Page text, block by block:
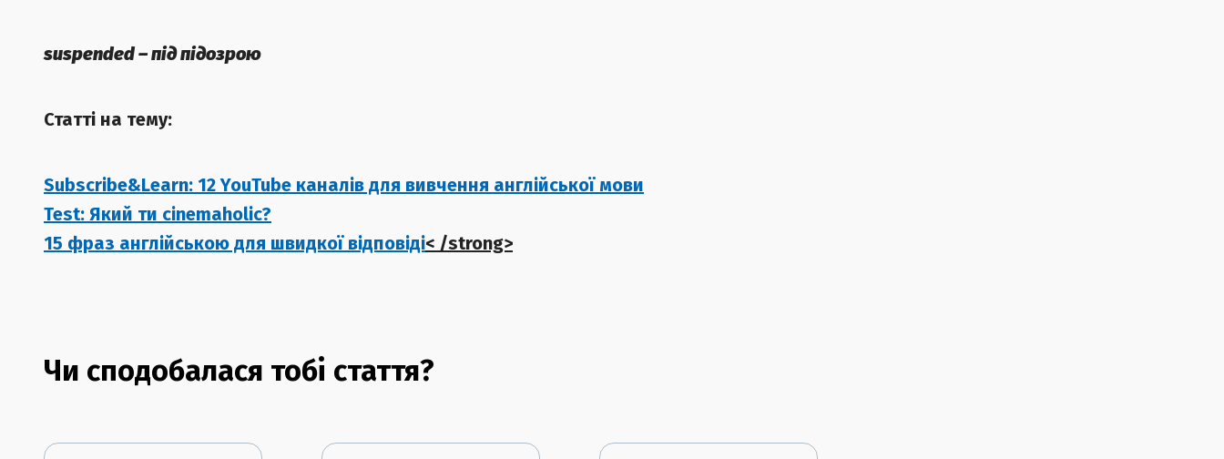
suspended – під підозрою
Статті на тему:
Subscribe&Learn: 12 YouTube каналів для вивчення англійської мови
Test: Який ти cinemaholic?
15 фраз англійською для швидкої відповіді< /strong>
Чи сподобалася тобі стаття?